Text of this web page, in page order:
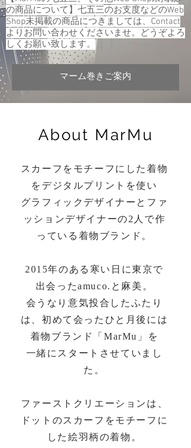
の商品について】七五三のお支度などのWeb
Shop未掲載の商品につきましては、Contact
よりお問い合わせくださいませ。どうぞよろ
しくお願い致します。
マーム巻きご案内
About MarMu
スカーフをモチーフにした着物
をデジタルプリントを使い
グラフィックデザイナーとファ
ッションデザイナーの2人で作
っている着物ブランド。
2015年のある寒い日に東京で
出会ったamuco.と麻美。
会うなり意気投合したふたり
は、初めて会ったひと月後には
着物ブランド「MarMu」を
一緒にスタートさせていまし
た。
ファーストクリエーションは、
ドットのスカーフをモチーフに
した絵羽柄の着物。